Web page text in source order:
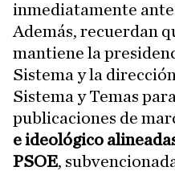
inmediatamente
Además, recuerdan
mantiene la
Sistema y la
Sistema y Temas
publicaciones de
e ideológico
PSOE,